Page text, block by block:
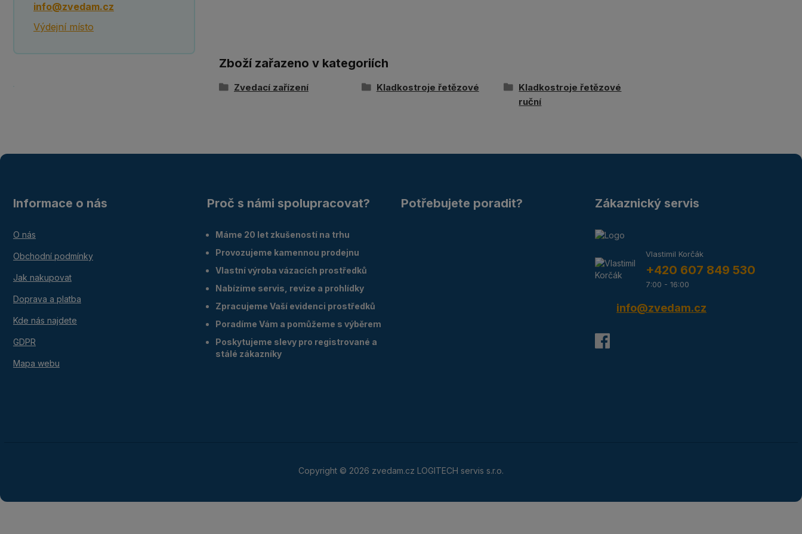
info@zvedam.cz
Výdejní místo
Zboží zařazeno v kategoriích
Zvedací zařízení Kladkostroje řetězové
Kladkostroje řetězové
ruční
Informace o nás
O nás
Obchodní podmínky
Jak nakupovat
Doprava a platba
Kde nás najdete
GDPR
Mapa webu
Proč s námi spolupracovat?
Máme 20 let zkušeností na trhu
Provozujeme kamennou prodejnu
Vlastní výroba vázacích prostředků
Nabízíme servis, revize a prohlídky
Zpracujeme Vaší evidenci prostředků
Poradíme Vám a pomůžeme s výběrem
Poskytujeme slevy pro registrované a
stálé zákazníky
Potřebujete poradit? Zákaznický servis
Vlastimil Korčák
+420 607 849 530
7:00 - 16:00
info@zvedam.cz
Copyright © 2026 zvedam.cz LOGITECH servis s.r.o.